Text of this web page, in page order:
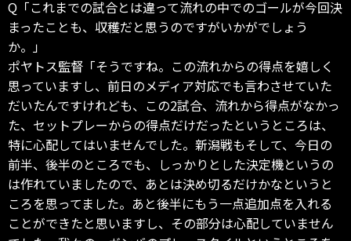
Q「これまでの試合とは違って流れの中でのゴールが今回決
まったことも、収穫だと思うのですがいかがでしょう
か。」
ポヤトス監督「そうですね。この流れからの得点を嬉しく
思っていますし、前日のメディア対応でも言わさせていた
だいたんですけれども、この2試合、流れから得点がなかっ
た、セットプレーからの得点だけだったというところは、
特に心配してはいませんでした。新潟戦もそして、今日の
前半、後半のところでも、しっかりとした決定機というの
は作れていましたので、あとは決め切るだけかなというと
ころを思ってました。あと後半にもう一点追加点を入れる
ことができたと思いますし、その部分は心配していません